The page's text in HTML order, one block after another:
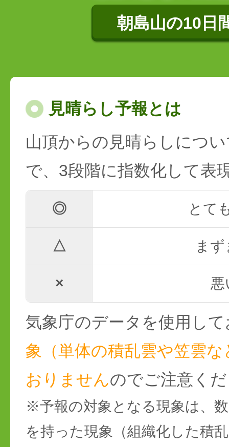
朝島山の10日
見晴らし予報とは
山頂からの見晴らしにつ
で、3段階に指数化して表
◎ とて
△ ま
× 悪
気象庁のデータを使用し
象（単体の積乱雲や笠雲
おりませんのでご注意く
※予報の対象となる現象は、
を持った現象（組織化した積